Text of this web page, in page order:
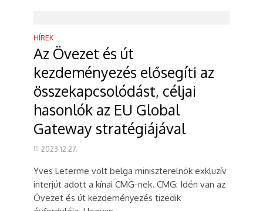
HÍREK
Az Övezet és út
kezdeményezés elősegíti az
összekapcsolódást, céljai
hasonlók az EU Global
Gateway stratégiájával
2023.12.27.
Yves Leterme volt belga miniszterelnök exkluzív
interjút adott a kínai CMG-nek. CMG: Idén van az
Övezet és út kezdeményezés tizedik